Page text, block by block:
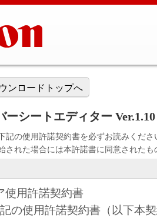
ンロードトップへ
ーシートエディター Ver.1.10
記の使用許諾契約書を必ずお読みくださ
された場合には本許諾書に同意された
使用許諾契約書
の使用許諾契約書（以下本